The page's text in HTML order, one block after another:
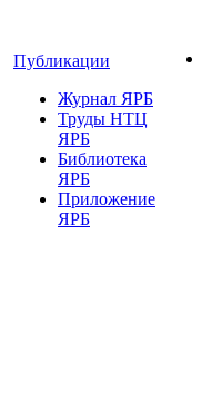
Публикации
Журнал ЯРБ
Труды НТЦ
ЯРБ
Библиотека
ЯРБ
Приложение
ЯРБ